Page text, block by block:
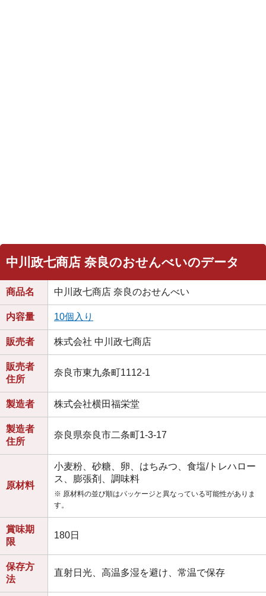
中川政七商店 奈良のおせんべいのデータ
商品名 中川政七商店 奈良のおせんべい
内容量 10個入り
販売者 株式会社 中川政七商店
販売者
住所
奈良市東九条町1112-1
製造者 株式会社横田福栄堂
製造者
住所
奈良県奈良市二条町1-3-17
原材料
小麦粉、砂糖、卵、はちみつ、食塩/トレハロー
ス、膨張剤、調味料
※ 原材料の並び順はパッケージと異なっている可能性がありま
す。
賞味期
限
180日
保存方
法
直射日光、高温多湿を避け、常温で保存